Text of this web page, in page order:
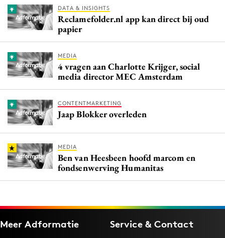
DATA & INSIGHTS
Reclamefolder.nl app kan direct bij oud
papier
MEDIA
4 vragen aan Charlotte Krijger, social
media director MEC Amsterdam
CONTENTMARKETING
Jaap Blokker overleden
MEDIA
Ben van Heesbeen hoofd marcom en
fondsenwerving Humanitas
Meer Adformatie Service & Contact